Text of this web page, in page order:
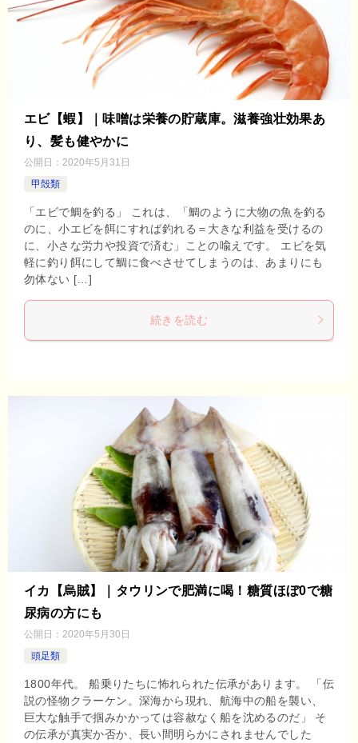
エビ【蝦】｜味噌は栄養の貯蔵庫。滋養強壮効果あ
り、髪も健やかに
公開日： 2020年5月31日
甲殻類
「エビで鯛を釣る」 これは、「鯛のように大物の魚を釣る
のに、小エビを餌にすれば釣れる＝大きな利益を受けるの
に、小さな労力や投資で済む」ことの喩えです。 エビを気
軽に釣り餌にして鯛に食べさせてしまうのは、あまりにも
勿体ない […]
続きを読む
イカ【烏賊】｜タウリンで肥満に喝！糖質ほぼ0で糖
尿病の方にも
公開日： 2020年5月30日
頭足類
1800年代。 船乗りたちに怖れられた伝承があります。 「伝
説の怪物クラーケン。深海から現れ、航海中の船を襲い、
巨大な触手で掴みかかっては容赦なく船を沈めるのだ」 そ
の伝承が真実か否か、長い間明らかにされませんでした